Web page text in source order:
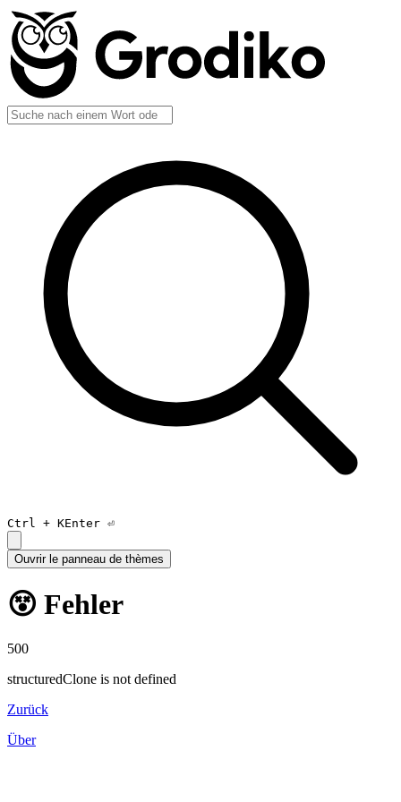
Ctrl + KEnter ⏎
Ouvrir le panneau de thèmes
😵 Fehler
500
structuredClone is not defined
Zurück
Über